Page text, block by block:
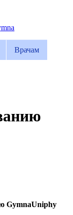
Врачам
GymnaUniphy